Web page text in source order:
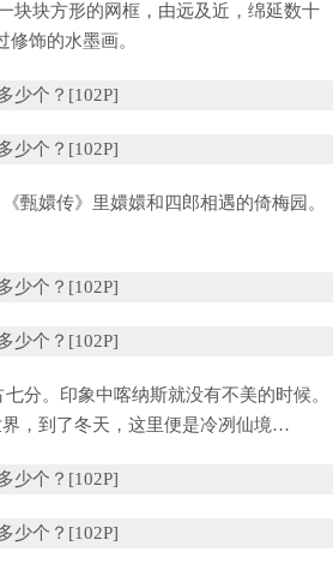
块块方形的网框，由远及近，绵延数十
饰的水墨画。
甄嬛传》里嬛嬛和四郎相遇的倚梅园。
分。印象中喀纳斯就没有不美的时候。
，到了冬天，这里便是冷冽仙境…